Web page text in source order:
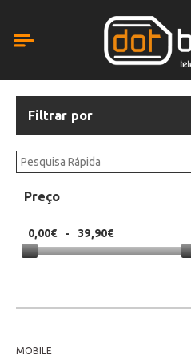
Filtrar por
Preço
0,00€ - 39,90€
MOBILE